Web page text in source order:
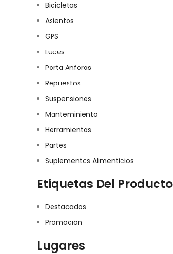
Bicicletas
Asientos
GPS
Luces
Porta Anforas
Repuestos
Suspensiones
Manteminiento
Herramientas
Partes
Suplementos Alimenticios
Etiquetas Del Producto
Destacados
Promoción
Lugares